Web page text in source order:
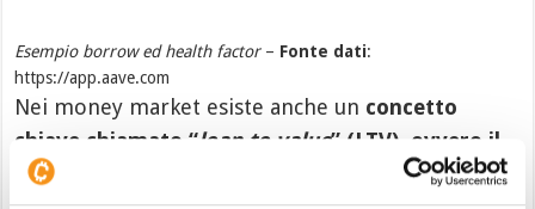
Esempio borrow ed health factor– Fonte dati:
https://app.aave.com
Nei money market esiste anche un concetto
chiave chiamato “loan to value” (LTV), ovvero il
livello massimo consentito di indebitamento